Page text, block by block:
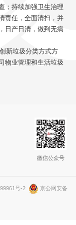
；持续加强卫生治理
责任，全面清扫，并
日产日清，做到无病
新垃圾分类方式方
物业管理和生活垃圾
微信公众号
号-2
京公网安备